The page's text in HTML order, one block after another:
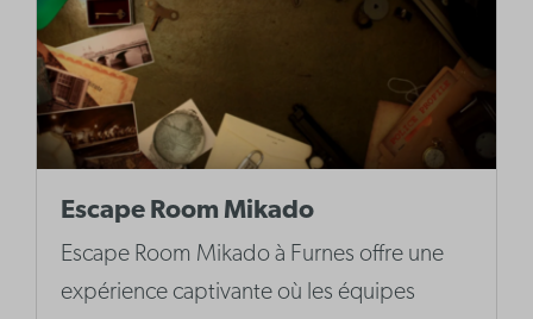
Escape Room Mikado
Escape Room Mikado à Furnes offre une
expérience captivante où les équipes